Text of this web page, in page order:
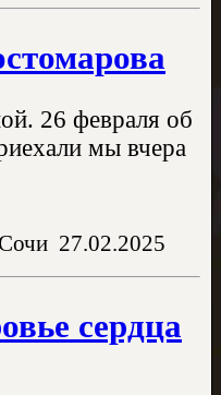
26 февраля об
мы вчера
27.02.2025
сердца